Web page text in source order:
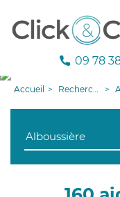
09 78
Accueil Recherche aide à domicile